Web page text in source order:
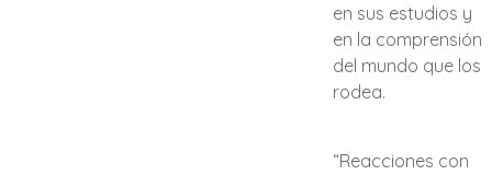
en sus estudios y
en la comprensión
del mundo que los
rodea.
“Reacciones con